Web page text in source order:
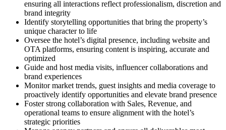
ensuring all interactions reflect professionalism, discretion and
brand integrity
Identify storytelling opportunities that bring the property’s
unique character to life
Oversee the hotel’s digital presence, including website and
OTA platforms, ensuring content is inspiring, accurate and
optimized
Guide and host media visits, influencer collaborations and
brand experiences
Monitor market trends, guest insights and media coverage to
proactively identify opportunities and elevate brand presence
Foster strong collaboration with Sales, Revenue, and
operational teams to ensure alignment with the hotel’s
strategic priorities